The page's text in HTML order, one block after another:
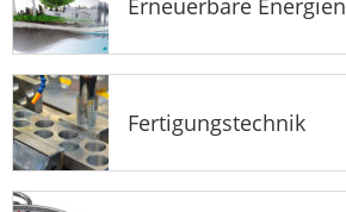
Erneuerbare Energien
Fertigungstechnik